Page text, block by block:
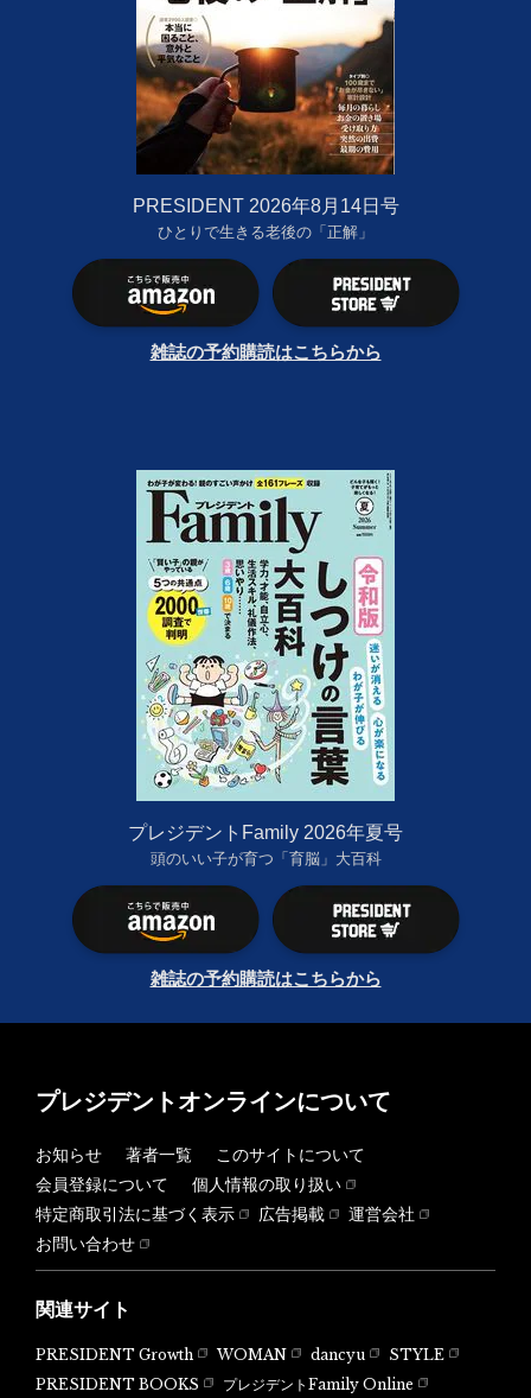
PRESIDENT 2026年8月14日号
ひとりで生きる老後の「正解」
雑誌の予約購読はこちらから
プレジデントFamily 2026年夏号
頭のいい子が育つ「育脳」大百科
雑誌の予約購読はこちらから
プレジデントオンラインについて
お知らせ 著者一覧
このサイトについて
会員登録について
個人情報の取り扱い
特定商取引法に基づく表示
広告掲載
運営会社
お問い合わせ
関連サイト
PRESIDENT Growth WOMAN dancyu
STYLE
PRESIDENT BOOKS
プレジデントFamily Online